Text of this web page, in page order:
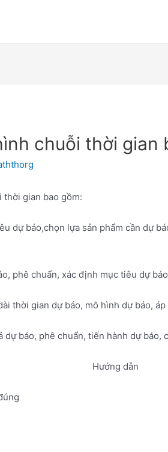
chuỗi thời gian
thời gian bao gồm:
dự báo,chọn lựa sản phẩm cần dự
phê chuẩn, xác định mục tiêu dự
thời gian dự báo, mô hình dự báo,
dự báo, phê chuẩn, tiến hành dự báo,
Hướng dẫn